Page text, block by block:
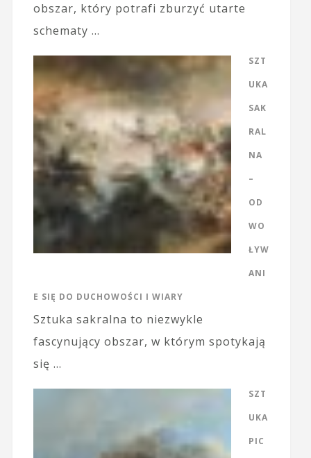
obszar, który potrafi zburzyć utarte
schematy …
SZT
UKA
SAK
RAL
NA
–
OD
WO
ŁYW
ANI
E SIĘ DO DUCHOWOŚCI I WIARY
Sztuka sakralna to niezwykle
fascynujący obszar, w którym spotykają
się …
SZT
UKA
PIC